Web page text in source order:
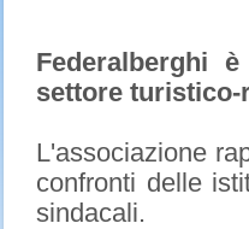
Federalberghi
settore
L'associazione
confronti delle
sindacali.